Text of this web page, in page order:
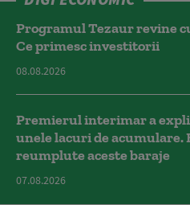
Programul Tezaur revine
Ce primesc investitorii
08.08.2026
Premierul interimar a
unele lacuri de acumulare.
reumplute aceste baraje
07.08.2026